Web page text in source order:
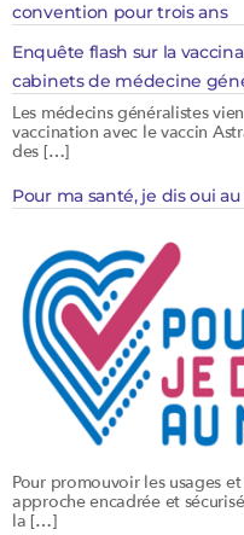
convention pour trois ans
Enquête flash sur la
cabinets de médecine
Les médecins généralistes
vaccination avec le vaccin
des […]
Pour ma santé, je dis oui
Pour promouvoir les usages
approche encadrée et
la […]